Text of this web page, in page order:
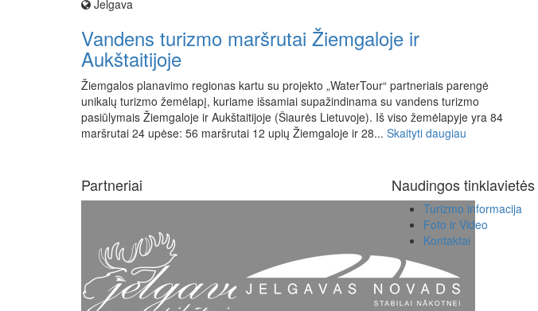
Jelgava
Vandens turizmo maršrutai Žiemgaloje ir
Aukštaitijoje
Žiemgalos planavimo regionas kartu su projekto „WaterTour“ partneriais parengė
unikalų turizmo žemėlapį, kuriame išsamiai supažindinama su vandens turizmo
pasiūlymais Žiemgaloje ir Aukštaitijoje (Šiaurės Lietuvoje). Iš viso žemėlapyje yra 84
maršrutai 24 upėse: 56 maršrutai 12 upių Žiemgaloje ir 28... Skaityti daugiau
Partneriai Naudingos tinklavietės
Turizmo informacija
Foto ir Video
Kontaktai